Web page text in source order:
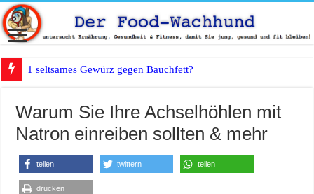
1 seltsames Gewürz gegen Bauchfett?
Warum Sie Ihre Achselhöhlen mit
Natron einreiben sollten & mehr
teilen twittern teilen
drucken